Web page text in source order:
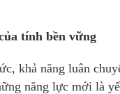
tính bền vững
khả năng luân
năng lực mới là